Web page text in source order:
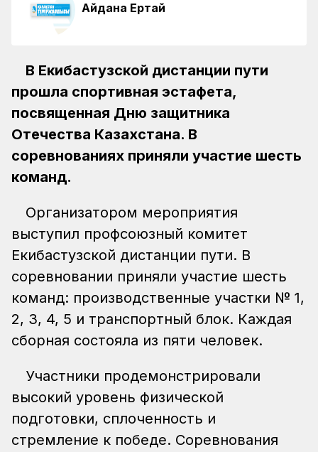
Айдана Ертай
В Екибастузской дистанции пути
прошла спортивная эстафета,
посвященная Дню защитника
Отечества Казахстана. В
соревнованиях приняли участие шесть
команд.
Организатором мероприятия
выступил профсоюзный комитет
Екибастузской дистанции пути. В
соревновании приняли участие шесть
команд: производственные участки № 1,
2, 3, 4, 5 и транспортный блок. Каждая
сборная состояла из пяти человек.
Участники продемонстрировали
высокий уровень физической
подготовки, сплоченность и
стремление к победе. Соревнования